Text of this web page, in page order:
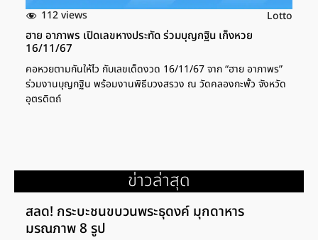
112 views Lotto
ฮาย อาภาพร เปิดเลขหางประทัด ร่วมบุญกฐิน เก็งหวย
16/11/67
คอหวยตามกันให้ไว กับเลขเด็ดงวด 16/11/67 จาก “ฮาย อาภาพร”
ร่วมงานบุญกฐิน พร้อมงานพิธีบวงสรวง ณ วัดคลองกะพั้ว จังหวัด
อุตรดิตถ์
ข่าวล่าสุด
สลด! กระบะชนขบวนพระธุดงค์ มุกดาหาร
มรณภาพ 8 รูป